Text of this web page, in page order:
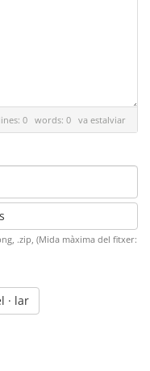
lines: 0 words: 0 va estalviar
.zip, (Mida màxima del fitxer:
· lar